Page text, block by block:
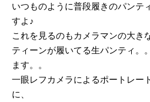
いつものように普段履きのパンテ
すよ♪
これを見るのもカメラマンの大き
ティーンが履いてる生パンティ。
ます。。
一眼レフカメラによるポートレー
に、